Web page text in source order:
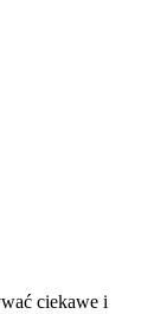
ciekawe i